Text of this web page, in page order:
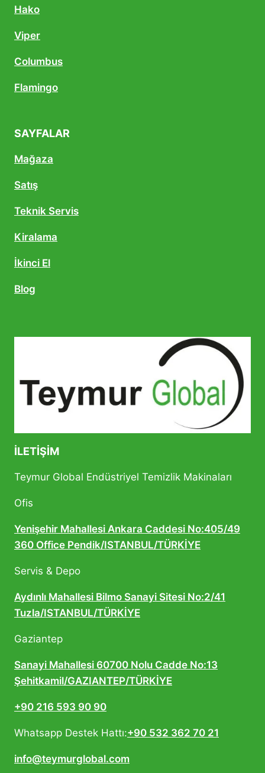
Hako
Viper
Columbus
Flamingo
SAYFALAR
Mağaza
Satış
Teknik Servis
Kiralama
İkinci El
Blog
İLETIŞIM
Teymur Global Endüstriyel Temizlik Makinaları
Ofis
Yenişehir Mahallesi Ankara Caddesi No:405/49
360 Office Pendik/ISTANBUL/TÜRKİYE
Servis & Depo
Aydınlı Mahallesi Bilmo Sanayi Sitesi No:2/41
Tuzla/ISTANBUL/TÜRKİYE
Gaziantep
Sanayi Mahallesi 60700 Nolu Cadde No:13
Şehitkamil/GAZIANTEP/TÜRKİYE
+90 216 593 90 90
Whatsapp Destek Hattı:+90 532 362 70 21
info@teymurglobal.com